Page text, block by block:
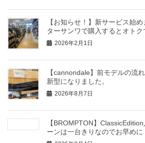
【お知らせ！】新サービス始
ターサンワで購入するとオトク
2026年2月1日
【cannondale】前モデルの流
新型になりました。
2026年8月7日
【BROMPTON】
ーンは一台きりなのでお早めに